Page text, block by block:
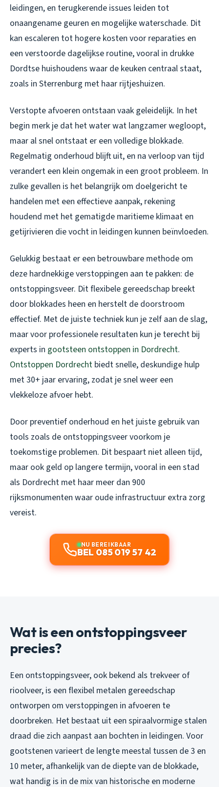
leidingen, en terugkerende issues leiden tot
onaangename geuren en mogelijke waterschade. Dit
kan escaleren tot hogere kosten voor reparaties en
een verstoorde dagelijkse routine, vooral in drukke
Dordtse huishoudens waar de keuken centraal staat,
zoals in Sterrenburg met haar rijtjeshuizen.
Verstopte afvoeren ontstaan vaak geleidelijk. In het
begin merk je dat het water wat langzamer wegloopt,
maar al snel ontstaat er een volledige blokkade.
Regelmatig onderhoud blijft uit, en na verloop van tijd
verandert een klein ongemak in een groot probleem. In
zulke gevallen is het belangrijk om doelgericht te
handelen met een effectieve aanpak, rekening
houdend met het gematigde maritieme klimaat en
getijrivieren die vocht in leidingen kunnen beïnvloeden.
Gelukkig bestaat er een betrouwbare methode om
deze hardnekkige verstoppingen aan te pakken: de
ontstoppingsveer. Dit flexibele gereedschap breekt
door blokkades heen en herstelt de doorstroom
effectief. Met de juiste techniek kun je zelf aan de slag,
maar voor professionele resultaten kun je terecht bij
experts in gootsteen ontstoppen in Dordrecht.
Ontstoppen Dordrecht biedt snelle, deskundige hulp
met 30+ jaar ervaring, zodat je snel weer een
vlekkeloze afvoer hebt.
Door preventief onderhoud en het juiste gebruik van
tools zoals de ontstoppingsveer voorkom je
toekomstige problemen. Dit bespaart niet alleen tijd,
maar ook geld op langere termijn, vooral in een stad
als Dordrecht met haar meer dan 900
rijksmonumenten waar oude infrastructuur extra zorg
vereist.
NU BEREIKBAAR
BEL 085 019 57 42
Wat is een ontstoppingsveer
precies?
Een ontstoppingsveer, ook bekend als trekveer of
rioolveer, is een flexibel metalen gereedschap
ontworpen om verstoppingen in afvoeren te
doorbreken. Het bestaat uit een spiraalvormige stalen
draad die zich aanpast aan bochten in leidingen. Voor
gootstenen varieert de lengte meestal tussen de 3 en
10 meter, afhankelijk van de diepte van de blokkade,
wat handig is in de mix van historische en moderne